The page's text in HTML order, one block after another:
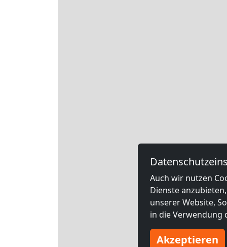
Auch wir nutzen
Dienste
unserer Website,
in die Verwendung
Akzeptieren